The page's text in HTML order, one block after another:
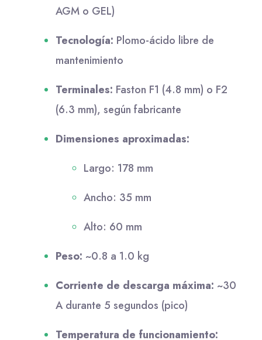
AGM o GEL)
Tecnología: Plomo-ácido libre de
mantenimiento
Terminales: Faston F1 (4.8 mm) o F2
(6.3 mm), según fabricante
Dimensiones aproximadas:
Largo: 178 mm
Ancho: 35 mm
Alto: 60 mm
Peso: ~0.8 a 1.0 kg
Corriente de descarga máxima: ~30
A durante 5 segundos (pico)
Temperatura de funcionamiento: